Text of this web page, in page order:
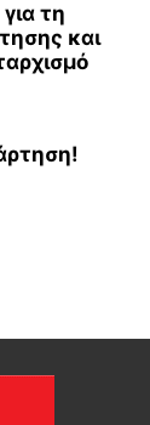
τη
και